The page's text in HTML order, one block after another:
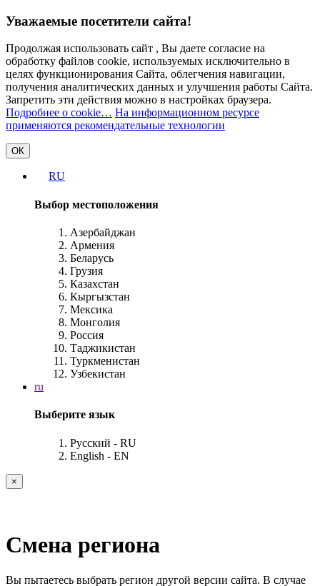
Уважаемые посетители сайта!
Продолжая использовать сайт , Вы даете согласие на
обработку файлов cookie, используемых исключительно в
целях функционирования Сайта, облегчения навигации,
получения аналитических данных и улучшения работы Сайта.
Запретить эти действия можно в настройках браузера.
Подробнее о cookie… На информационном ресурсе
применяются рекомендательные технологии
ОК
RU
Выбор местоположения
Азербайджан
Армения
Беларусь
Грузия
Казахстан
Кыргызстан
Мексика
Монголия
Россия
Таджикистан
Туркменистан
Узбекистан
ru
Выберите язык
Русский - RU
English - EN
×
Смена региона
Вы пытаетесь выбрать регион другой версии сайта. В случае